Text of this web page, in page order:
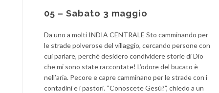
05 – Sabato 3 maggio
Da uno a molti INDIA CENTRALE Sto camminando per
le strade polverose del villaggio, cercando persone con
cui parlare, perché desidero condividere storie di Dio
che mi sono state raccontate! L’odore del bucato è
nell’aria. Pecore e capre camminano per le strade con i
contadini e i pastori. “Conoscete Gesù?”, chiedo a un